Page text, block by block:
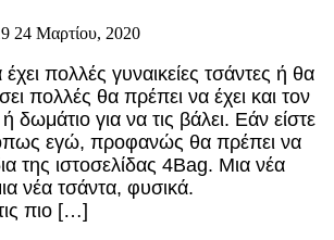
24 Μαρτίου, 2020
πολλές γυναικείες τσάντες ή θα
πολλές θα πρέπει να έχει και τον
δωμάτιο για να τις βάλει. Εάν είστε
εγώ, προφανώς θα πρέπει να
της ιστοσελίδας 4Bag. Μια νέα
νέα τσάντα, φυσικά.
πιο […]